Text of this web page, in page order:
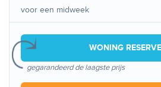
voor een midweek
WONING
gegarandeerd de laagste prijs